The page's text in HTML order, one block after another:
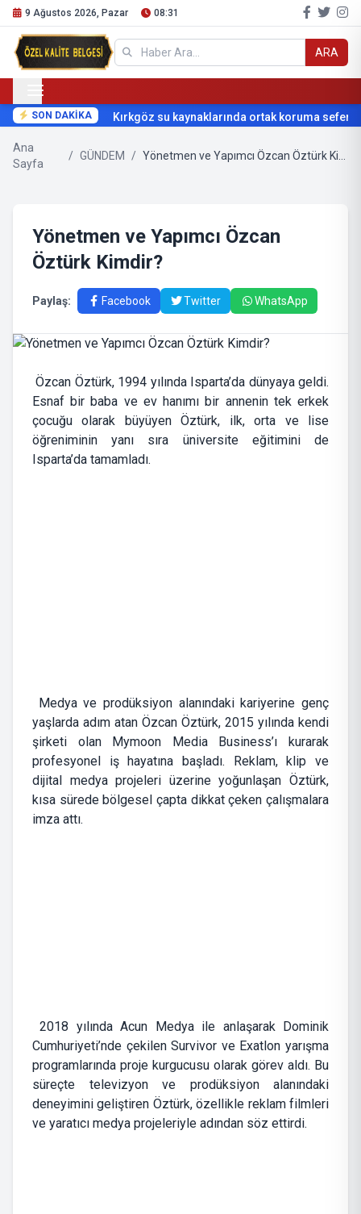
9 Ağustos 2026, Pazar 08:31
ARA
SON DAKİKA Kırkgöz su kaynaklarında ortak koruma
Ana
Sayfa
/ GÜNDEM /
Yönetmen ve Yapımcı Özcan
Öztürk Kimdir?
Paylaş: Facebook Twitter WhatsApp
Özcan Öztürk, 1994 yılında Isparta’da dünyaya geldi.
Esnaf bir baba ve ev hanımı bir annenin tek erkek
çocuğu olarak büyüyen Öztürk, ilk, orta ve lise
öğreniminin yanı sıra üniversite eğitimini de
Isparta’da tamamladı.
Medya ve prodüksiyon alanındaki kariyerine genç
yaşlarda adım atan Özcan Öztürk, 2015 yılında kendi
şirketi olan Mymoon Media Business’ı kurarak
profesyonel iş hayatına başladı. Reklam, klip ve
dijital medya projeleri üzerine yoğunlaşan Öztürk,
kısa sürede bölgesel çapta dikkat çeken çalışmalara
imza attı.
2018 yılında Acun Medya ile anlaşarak Dominik
Cumhuriyeti’nde çekilen Survivor ve Exatlon yarışma
programlarında proje kurgucusu olarak görev aldı. Bu
süreçte televizyon ve prodüksiyon alanındaki
deneyimini geliştiren Öztürk, özellikle reklam filmleri
ve yaratıcı medya projeleriyle adından söz ettirdi.